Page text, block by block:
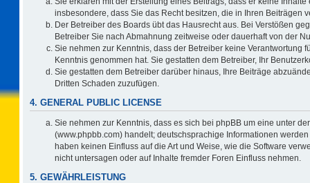
insbesondere, dass Sie das Recht besitzen, die in Ihren Beiträgen
Der Betreiber des Boards übt das Hausrecht aus. Bei Verstößen
Betreiber Sie nach Abmahnung zeitweise oder dauerhaft von der
Sie nehmen zur Kenntnis, dass der Betreiber keine Verantwortung
Kenntnis genommen hat. Sie gestatten dem Betreiber, Ihr
Sie gestatten dem Betreiber darüber hinaus, Ihre Beiträge
Dritten Schaden zuzufügen.
4. GENERAL PUBLIC LICENSE
Sie nehmen zur Kenntnis, dass es sich bei phpBB um eine unter der
(www.phpbb.com) handelt; deutschsprachige Informationen
haben keinen Einfluss auf die Art und Weise, wie die Software
nicht untersagen oder auf Inhalte fremder Foren Einfluss nehmen.
5. GEWÄHRLEISTUNG